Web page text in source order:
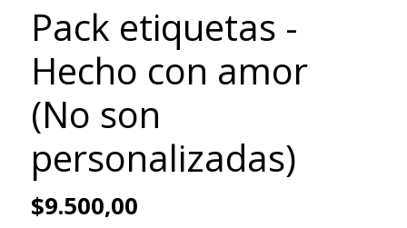
Pack etiquetas -
Hecho con amor
(No son
personalizadas)
$9.500,00